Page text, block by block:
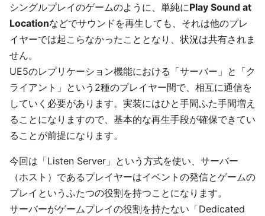
シングルプレイのゲームのように、単純にPlay Sound at
Locationなどでサウンドを再生しても、それは他のプレ
イヤーでは起こらなかったこととなり、状況は共有されま
せん。
UE5のレプリケーション機能における「サーバー」と「ク
ライアント」という2種のプレイヤー間で、相互に通信を
していく必要があります。実装にはひと手間ふた手間増え
ることになりますので、基本的な再生手段が確保できてい
ることが前提になります。
今回は「Listen Server」という方式を使い、サーバー
（ホスト）であるプレイヤーはイベントの発信とゲームの
プレイというふたつの役割を持つことになります。
サーバーがゲームプレイの役割を持たない「Dedicated